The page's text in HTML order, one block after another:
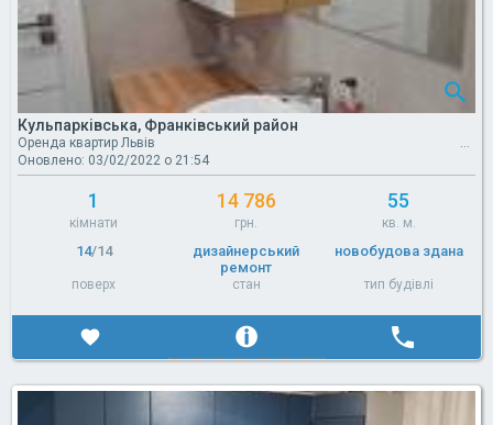
Кульпарківська, Франківський район
Оренда квартир Львів
Оновлено: 03/02/2022 о 21:54
1
кімнати
14 786
грн.
55
кв. м.
14/14
поверх
дизайнерський
ремонт
стан
новобудова здана
тип будівлі